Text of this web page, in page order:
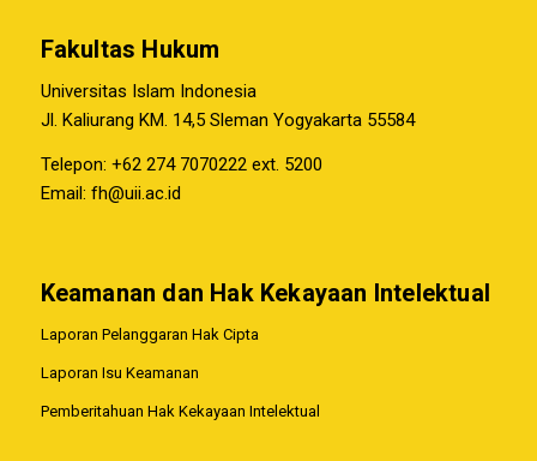
Fakultas Hukum
Universitas Islam Indonesia
Jl. Kaliurang KM. 14,5 Sleman Yogyakarta 55584
Telepon: +62 274 7070222 ext. 5200
Email: fh@uii.ac.id
Keamanan dan Hak Kekayaan Intelektual
Laporan Pelanggaran Hak Cipta
Laporan Isu Keamanan
Pemberitahuan Hak Kekayaan Intelektual